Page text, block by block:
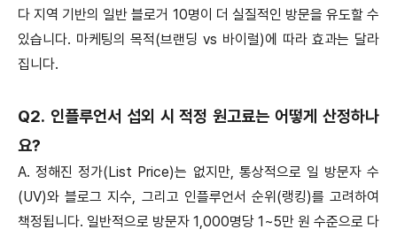
다 지역 기반의 일반 블로거 10명이 더 실질적인 방문을 유도할 수
있습니다. 마케팅의 목적(브랜딩 vs 바이럴)에 따라 효과는 달라
집니다.
Q2. 인플루언서 섭외 시 적정 원고료는 어떻게 산정하나
요?
A. 정해진 정가(List Price)는 없지만, 통상적으로 일 방문자 수
(UV)와 블로그 지수, 그리고 인플루언서 순위(랭킹)를 고려하여
책정됩니다. 일반적으로 방문자 1,000명당 1~5만 원 수준으로 다